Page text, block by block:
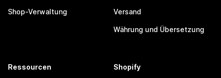
Shop-Verwaltung Versand
Währung und Übersetzung
Ressourcen Shopify